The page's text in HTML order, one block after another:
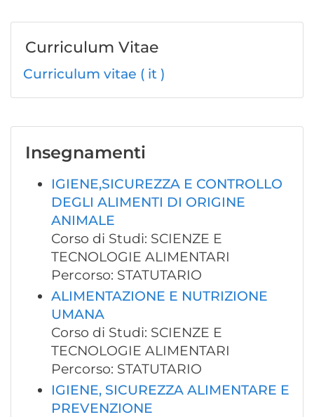
Curriculum Vitae
Curriculum vitae ( it )
Insegnamenti
IGIENE,SICUREZZA E CONTROLLO
DEGLI ALIMENTI DI ORIGINE
ANIMALE
Corso di Studi: SCIENZE E
TECNOLOGIE ALIMENTARI
Percorso: STATUTARIO
ALIMENTAZIONE E NUTRIZIONE
UMANA
Corso di Studi: SCIENZE E
TECNOLOGIE ALIMENTARI
Percorso: STATUTARIO
IGIENE, SICUREZZA ALIMENTARE E
PREVENZIONE